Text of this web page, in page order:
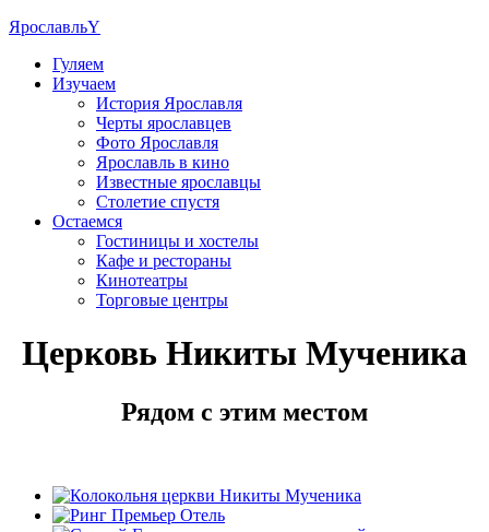
ЯрославльY
Гуляем
Изучаем
История Ярославля
Черты ярославцев
Фото Ярославля
Ярославль в кино
Известные ярославцы
Столетие спустя
Остаемся
Гостиницы и хостелы
Кафе и рестораны
Кинотеатры
Торговые центры
Церковь Никиты Мученика
Рядом с этим местом